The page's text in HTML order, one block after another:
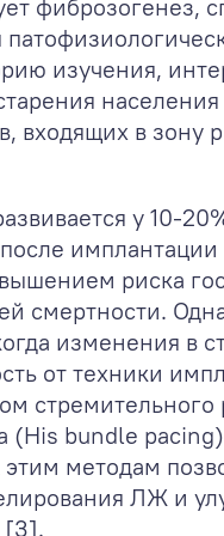
фиброзогенез,
изучения,
входящих в
у 10-
риска
смертности.
изменения в
от техники
стремительного
(His bundle
методам
ЛЖ и
[3].